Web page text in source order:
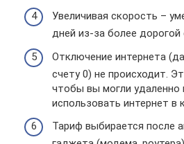
Увеличивая скорость –
дней из-за более дорогой
Отключение интернета
счету 0) не происходит.
чтобы вы могли удаленно
использовать интернет в
Тариф выбирается после